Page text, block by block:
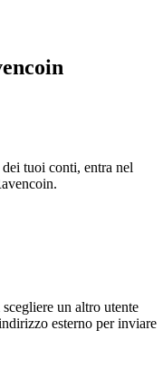
tuoi conti, entra nel
un altro utente
esterno per inviare